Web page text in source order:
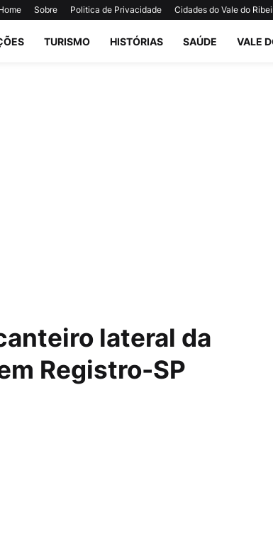
Sobre Politica de Privacidade Cidades do Vale do
TURISMO HISTÓRIAS SAÚDE VALE
lateral da
Registro-SP